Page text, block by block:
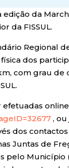
da
da FISSUL.
Regional
dos
com grau
,
dos
Juntas de
pelo